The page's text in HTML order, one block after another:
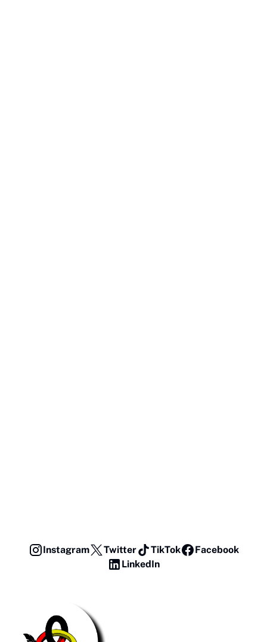
Instagram Twitter TikTok
Facebook
LinkedIn